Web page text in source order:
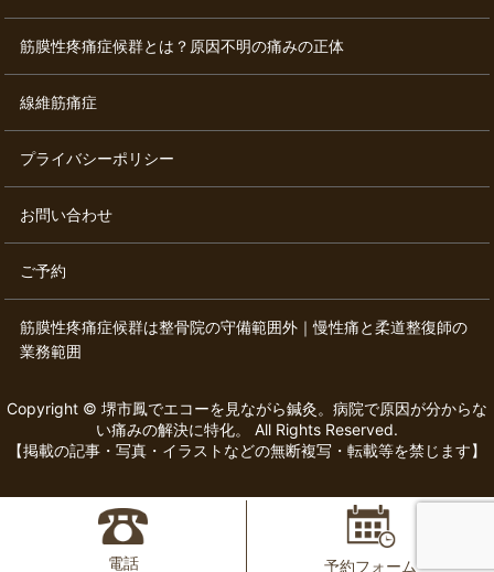
筋膜性疼痛症候群とは？原因不明の痛みの正体
線維筋痛症
プライバシーポリシー
お問い合わせ
ご予約
筋膜性疼痛症候群は整骨院の守備範囲外｜慢性痛と柔道整復師の
業務範囲
Copyright © 堺市鳳でエコーを見ながら鍼灸。病院で原因が分からな
い痛みの解決に特化。 All Rights Reserved.
【掲載の記事・写真・イラストなどの無断複写・転載等を禁じます】
電話 予約フォーム